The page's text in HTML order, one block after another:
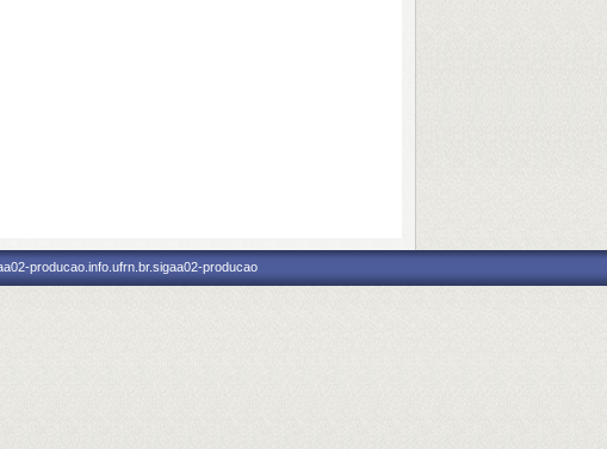
producao.info.ufrn.br.sigaa02-producao